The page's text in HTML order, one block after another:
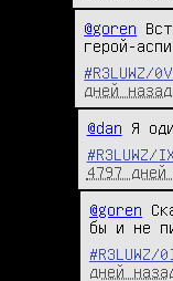
@goren
герой-
#R3LUWZ/
дней назад
@dan Я
#R3LUWZ/
4797 дней
@goren
бы и не
#R3LUWZ/
дней